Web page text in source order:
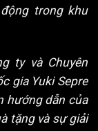
trong khu
ty và Chuyên
gia Yuki Sepre
hướng dẫn của
tặng và sự giải